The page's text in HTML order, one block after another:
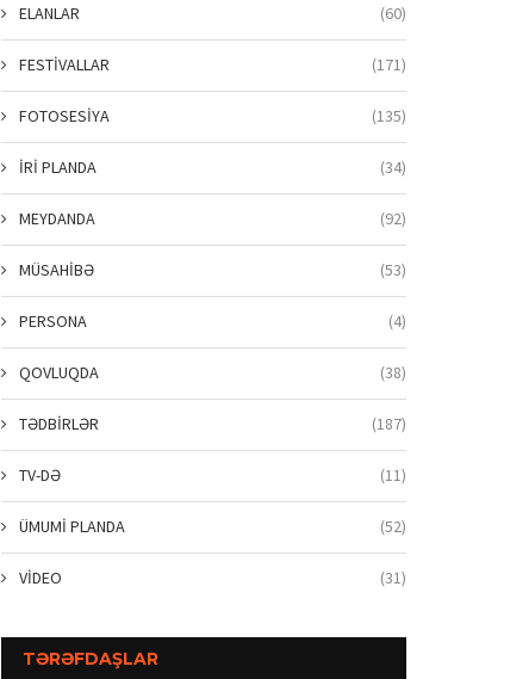
ELANLAR (60)
FESTİVALLAR (171)
FOTOSESİYA (135)
İRİ PLANDA (34)
MEYDANDA (92)
MÜSAHİBƏ (53)
PERSONA (4)
QOVLUQDA (38)
TƏDBİRLƏR (187)
TV-DƏ (11)
ÜMUMİ PLANDA (52)
VİDEO (31)
TƏRƏFDAŞLAR